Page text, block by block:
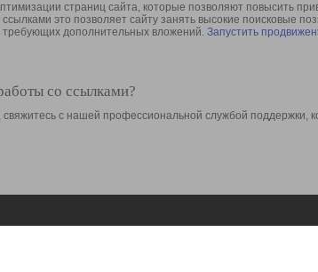
страниц сайта, которые позволяют повысить
это позволяет сайту занять высокие поисковые
дополнительных вложений. Запустить
со ссылками?
свяжитесь с нашей профессиональной службой